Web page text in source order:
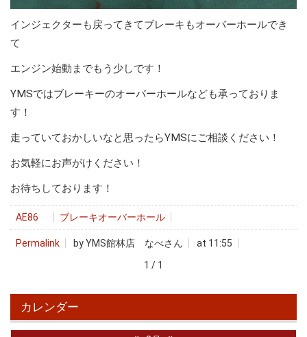
インジェクターも戻ってきてブレーキもオーバーホールでき
て
エンジン始動までもう少しです！
YMSではブレーキーのオーバーホールなども承っておりま
す！
走っていておかしいなと思ったらYMSにご相談ください！
お気軽にお声がけください！
お待ちしております！
AE86 ブレーキオーバーホール
Permalink by YMS館林店 なべさん
at 11:55
1 / 1
カレンダー